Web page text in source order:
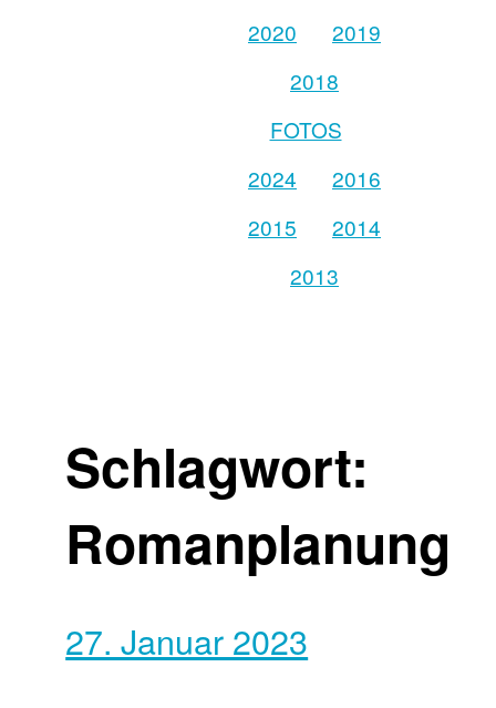
2020
2019
2018
FOTOS
2024
2016
2015
2014
2013
Schlagwort:
Romanplanung
27. Januar 2023